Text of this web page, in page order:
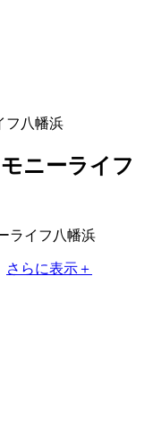
フ八幡浜
ニーライフ
さらに表示＋